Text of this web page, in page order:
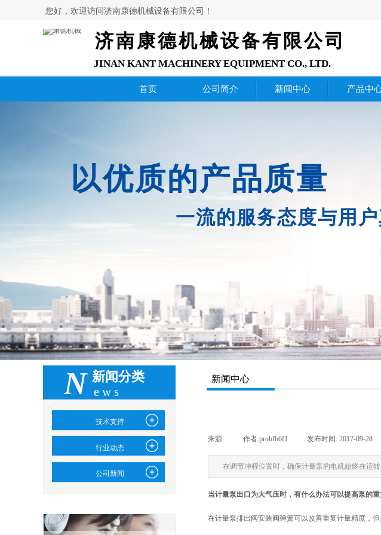
您好，欢迎访问济南康德机械设备有限公司！
济南康德机械设备有限公司
JINAN KANT MACHINERY EQUIPMENT CO., LTD.
首页 公司简介 新闻中心 产品中
以优质的产品质量
一流的服务态度与用
N 新闻分类 新闻中心
ews
来源: 作者:probfb6f1 发布时间: 2017-09-28
在调节冲程位置时，确保计量泵的电机始终在运
当计量泵出口为大气压时，有什么办法可以提高泵的
在计量泵排出阀安装阀弹簧可以改善重复计量精度，
技术支持
行业动态
公司新闻